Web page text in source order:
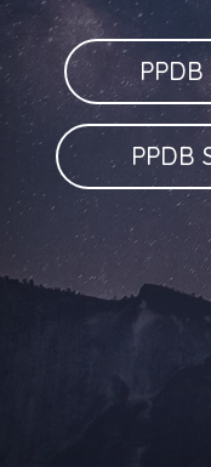
PPDB